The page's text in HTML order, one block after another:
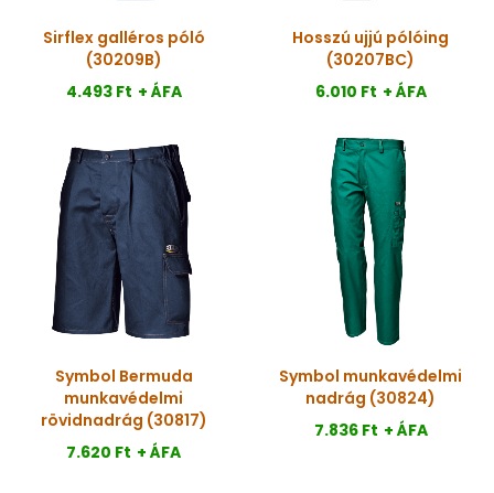
Sirflex galléros póló
(30209B)
4.493 Ft + ÁFA
Hosszú ujjú pólóing
(30207BC)
6.010 Ft + ÁFA
Symbol Bermuda
munkavédelmi
rövidnadrág (30817)
7.620 Ft + ÁFA
Symbol munkavédelmi
nadrág (30824)
7.836 Ft + ÁFA